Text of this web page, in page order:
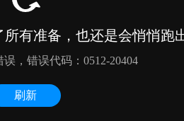
有准备，也还是会悄悄跑
，错误代码：0512-20404
刷新